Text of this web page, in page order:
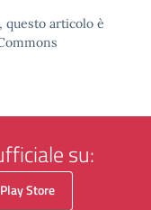
questo articolo è
su:
Play Store